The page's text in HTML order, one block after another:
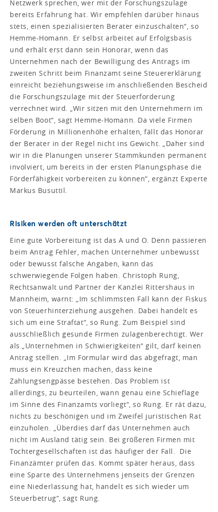
Netzwerk sprechen, wer mit der Forschungszulage
bereits Erfahrung hat. Wir empfehlen darüber hinaus
stets, einen spezialisierten Berater einzuschalten“, so
Hemme-Homann. Er selbst arbeitet auf Erfolgsbasis
und erhält erst dann sein Honorar, wenn das
Unternehmen nach der Bewilligung des Antrags im
zweiten Schritt beim Finanzamt seine Steuererklärung
einreicht beziehungsweise im anschließenden Bescheid
die Forschungszulage mit der Steuerforderung
verrechnet wird. „Wir sitzen mit den Unternehmern im
selben Boot“, sagt Hemme-Homann. Da viele Firmen
Förderung in Millionenhöhe erhalten, fällt das Honorar
der Berater in der Regel nicht ins Gewicht. „Daher sind
wir in die Planungen unserer Stammkunden permanent
involviert, um bereits in der ersten Planungsphase die
Förderfähigkeit vorbereiten zu können“, ergänzt Experte
Markus Busuttil.
Risiken werden oft unterschätzt
Eine gute Vorbereitung ist das A und O. Denn passieren
beim Antrag Fehler, machen Unternehmer unbewusst
oder bewusst falsche Angaben, kann das
schwerwiegende Folgen haben. Christoph Rung,
Rechtsanwalt und Partner der Kanzlei Rittershaus in
Mannheim, warnt: „Im schlimmsten Fall kann der Fiskus
von Steuerhinterziehung ausgehen. Dabei handelt es
sich um eine Straftat“, so Rung. Zum Beispiel sind
ausschließlich gesunde Firmen zulagenberechtigt. Wer
als „Unternehmen in Schwierigkeiten“ gilt, darf keinen
Antrag stellen. „Im Formular wird das abgefragt, man
muss ein Kreuzchen machen, dass keine
Zahlungsengpässe bestehen. Das Problem ist
allerdings, zu beurteilen, wann genau eine Schieflage
im Sinne des Finanzamts vorliegt“, so Rung. Er rät dazu,
nichts zu beschönigen und im Zweifel juristischen Rat
einzuholen. „Überdies darf das Unternehmen auch
nicht im Ausland tätig sein. Bei größeren Firmen mit
Tochtergesellschaften ist das häufiger der Fall. Die
Finanzämter prüfen das. Kommt später heraus, dass
eine Sparte des Unternehmens jenseits der Grenzen
eine Niederlassung hat, handelt es sich wieder um
Steuerbetrug“, sagt Rung.